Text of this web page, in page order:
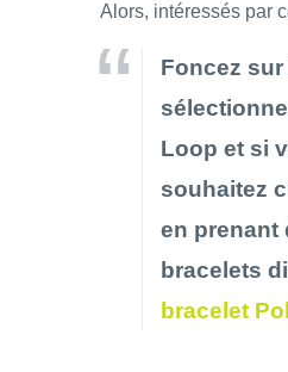
Alors, intéressés par
Foncez sur
Loop et si
souhaitez
en prenant
bracelets
bracelet